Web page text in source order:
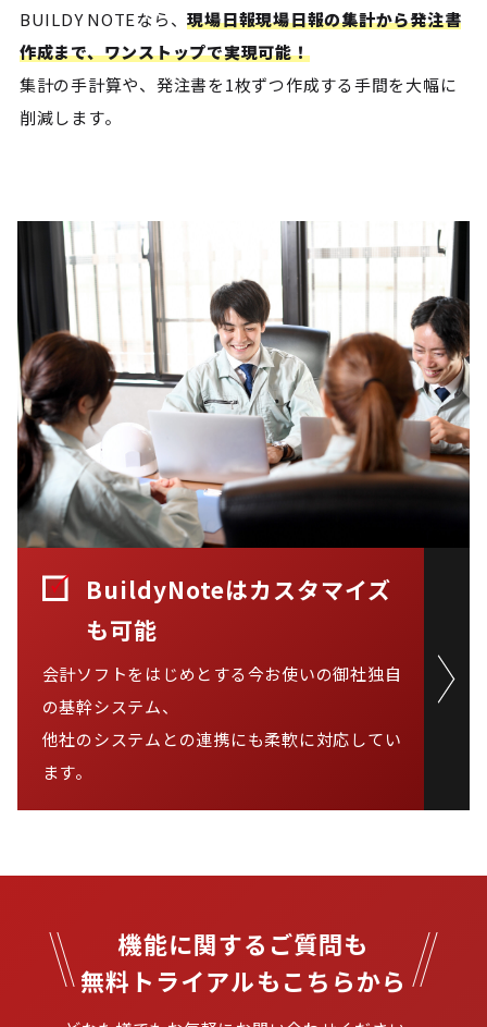
BUILDY NOTEなら、現場日報現場日報の集計から発注書
作成まで、ワンストップで実現可能！
集計の手計算や、発注書を1枚ずつ作成する手間を大幅に
削減します。
BuildyNoteはカスタマイズ
も可能
会計ソフトをはじめとする今お使いの御社独自
の基幹システム、
他社のシステムとの連携にも柔軟に対応してい
ます。
機能に関するご質問も
無料トライアルもこちらから